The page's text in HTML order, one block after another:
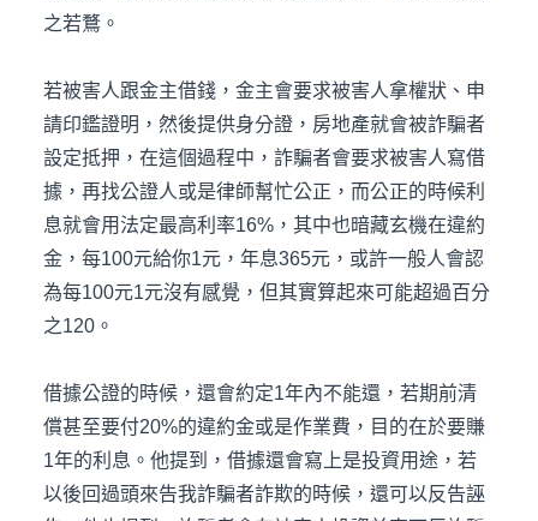
之若鶩。
若被害人跟金主借錢，金主會要求被害人拿權狀、申
請印鑑證明，然後提供身分證，房地產就會被詐騙者
設定抵押，在這個過程中，詐騙者會要求被害人寫借
據，再找公證人或是律師幫忙公正，而公正的時候利
息就會用法定最高利率16%，其中也暗藏玄機在違約
金，每100元給你1元，年息365元，或許一般人會認
為每100元1元沒有感覺，但其實算起來可能超過百分
之120。
借據公證的時候，還會約定1年內不能還，若期前清
償甚至要付20%的違約金或是作業費，目的在於要賺
1年的利息。他提到，借據還會寫上是投資用途，若
以後回過頭來告我詐騙者詐欺的時候，還可以反告誣